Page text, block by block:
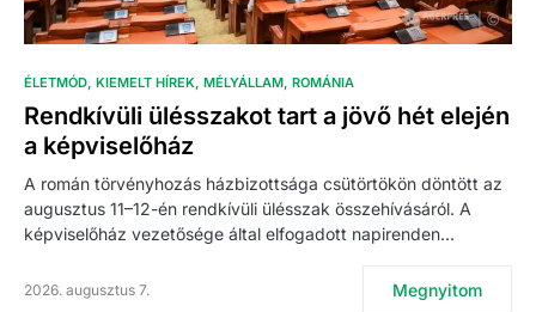
ÉLETMÓD KIEMELT HÍREK MÉLYÁLLAM ROMÁNIA
Rendkívüli ülésszakot tart a jövő hét elején
a képviselőház
A román törvényhozás házbizottsága csütörtökön döntött az
augusztus 11–12-én rendkívüli ülésszak összehívásáról. A
képviselőház vezetősége által elfogadott napirenden…
2026. augusztus 7. Megnyitom